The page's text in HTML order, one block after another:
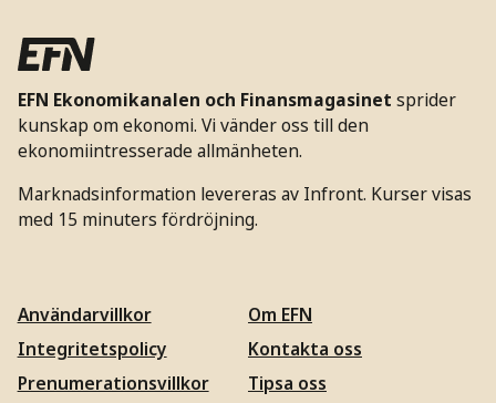
EFN Ekonomikanalen och Finansmagasinet sprider
kunskap om ekonomi. Vi vänder oss till den
ekonomiintresserade allmänheten.
Marknadsinformation levereras av Infront. Kurser visas
med 15 minuters fördröjning.
Användarvillkor
Integritetspolicy
Prenumerationsvillkor
Om EFN
Kontakta oss
Tipsa oss